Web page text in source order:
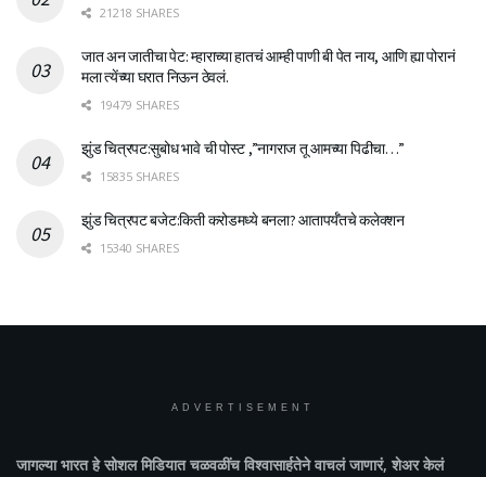
21218 SHARES
जात अन जातीचा पेट: म्हाराच्या हातचं आम्ही पाणी बी पेत नाय, आणि ह्या पोरानं
मला त्येंच्या घरात निऊन ठेवलं.
19479 SHARES
झुंड चित्रपट:सुबोध भावे ची पोस्ट ,”नागराज तू आमच्या पिढीचा…”
15835 SHARES
झुंड चित्रपट बजेट:किती करोडमध्ये बनला? आतापर्यँतचे कलेक्शन
15340 SHARES
ADVERTISEMENT
जागल्या भारतहे सोशल मिडियात चळवळींच विश्वासार्हतेने वाचलं जाणारं, शेअर केलं